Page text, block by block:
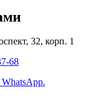
32, корп. 1
68